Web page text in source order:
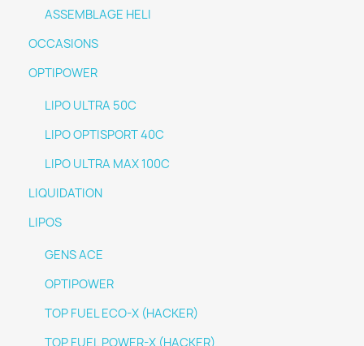
ASSEMBLAGE HELI
OCCASIONS
OPTIPOWER
LIPO ULTRA 50C
LIPO OPTISPORT 40C
LIPO ULTRA MAX 100C
LIQUIDATION
LIPOS
GENS ACE
OPTIPOWER
TOP FUEL ECO-X (HACKER)
TOP FUEL POWER-X (HACKER)